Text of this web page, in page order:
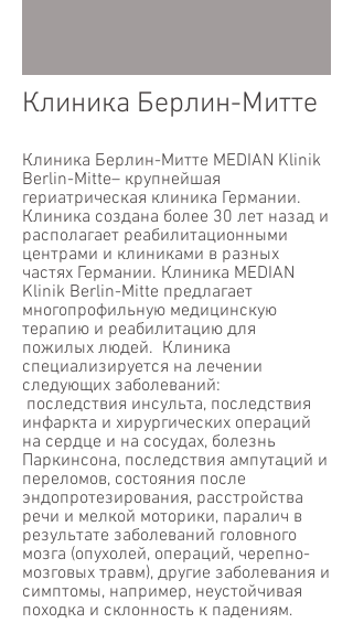
Клиника Берлин-Митте
Клиника Берлин-Митте MEDIAN Klinik
Berlin-Mitte– крупнейшая
гериатрическая клиника Германии.
Клиника создана более 30 лет назад и
располагает реабилитационными
центрами и клиниками в разных
частях Германии. Клиника MEDIAN
Klinik Berlin-Mitte предлагает
многопрофильную медицинскую
терапию и реабилитацию для
пожилых людей. Клиника
специализируется на лечении
следующих заболеваний:
последствия инсульта, последствия
инфаркта и хирургических операций
на сердце и на сосудах, болезнь
Паркинсона, последствия ампутаций и
переломов, состояния после
эндопротезирования, расстройства
речи и мелкой моторики, паралич в
результате заболеваний головного
мозга (опухолей, операций, черепно-
мозговых травм), другие заболевания и
симптомы, например, неустойчивая
походка и склонность к падениям.